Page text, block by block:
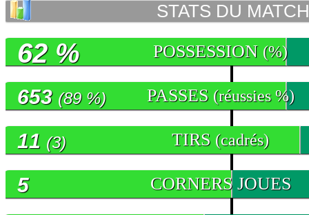
STATS DU MATCH
POSSESSION (%)
62 %
PASSES (réussies %)
653 (89 %)
TIRS (cadrés)
11 (3)
CORNERS JOUES
5